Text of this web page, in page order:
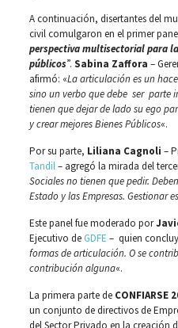
A continuación, disertantes del
civil comulgaron en el primer
perspectiva multisectorial para
públicos”. Sabina Zaffora –
afirmó: «La articulación es un
sino un verbo que debe ser parte
tienen que dejar de lado su ego
y crear mejores Bienes Públicos«.
Por su parte, Liliana Cagnoli –
Tandil– agregó la mirada del
Sociales no tienen que pedir.
Estado y las Empresas. Gestionar
Este panel fue moderado por
Ejecutivo de GDFE – quien
formas de articulación. O se
contribución alguna«.
La primera parte de CONFIARSE
un conjunto de directivos de
del Sector Privado en la creación